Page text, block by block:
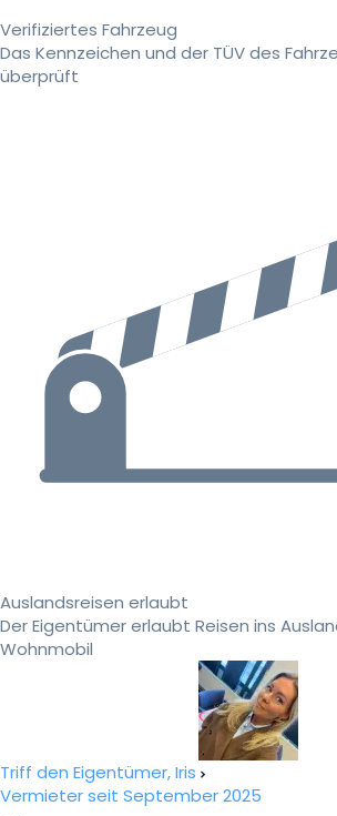
Verifiziertes Fahrzeug
Das Kennzeichen und der TÜV des
überprüft
Auslandsreisen erlaubt
Der Eigentümer erlaubt Reisen ins
Wohnmobil
Triff den Eigentümer, Iris
Vermieter seit September 2025